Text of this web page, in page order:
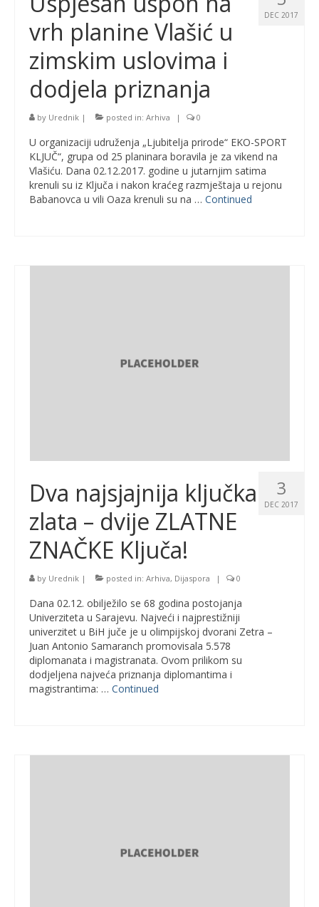
DEC 2017
vrh planine Vlašić u
zimskim uslovima i
dodjela priznanja
by Urednik | posted in: Arhiva | 0
U organizaciji udruženja „Ljubitelja prirode“ EKO-SPORT
KLJUČ“, grupa od 25 planinara boravila je za vikend na
Vlašiću. Dana 02.12.2017. godine u jutarnjim satima
krenuli su iz Ključa i nakon kraćeg razmještaja u rejonu
Babanovca u vili Oaza krenuli su na … Continued
3
DEC 2017
Dva najsjajnija ključka
zlata – dvije ZLATNE
ZNAČKE Ključa!
by Urednik | posted in: Arhiva, Dijaspora | 0
Dana 02.12. obilježilo se 68 godina postojanja
Univerziteta u Sarajevu. Najveći i najprestižniji
univerzitet u BiH juče je u olimpijskoj dvorani Zetra –
Juan Antonio Samaranch promovisala 5.578
diplomanata i magistranata. Ovom prilikom su
dodjeljena najveća priznanja diplomantima i
magistrantima: … Continued